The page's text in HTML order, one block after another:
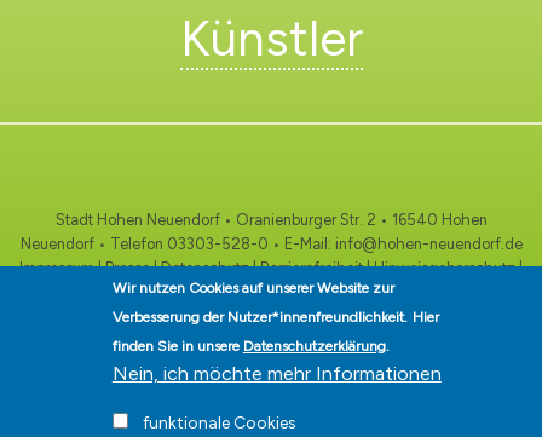
Künstler
Stadt Hohen Neuendorf • Oranienburger Str. 2 • 16540 Hohen
Neuendorf • Telefon 03303-528-0 • E-Mail: info@hohen-neuendorf.de
Impressum|Presse|Datenschutz|Barrierefreiheit|Hinweisgeberschutz|
© Hohen-Neuendorf.de, Alle Rechte vorbehalten - Vervielfältigung nur
mit unserer Genehmigung
Wir nutzen Cookies auf unserer Website zur
Verbesserung der Nutzer*innenfreundlichkeit. Hier
finden Sie in unsere Datenschutzerklärung.
Nein, ich möchte mehr Informationen
funktionale Cookies